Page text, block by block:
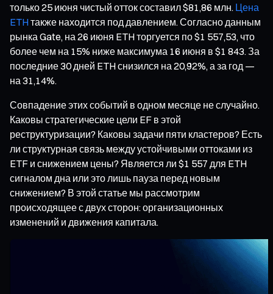
только 25 июня чистый отток составил $81,86 млн. Цена
ETHтакже находится под давлением. Согласно данным
рынка Gate, на 26 июня ETH торгуется по $1 557,53, что
более чем на 15% ниже максимума 16 июня в $1 843. За
последние 30 дней ETH снизился на 20,92%, а за год —
на 31,14%.
Совпадение этих событий в одном месяце не случайно.
Каковы стратегические цели EF в этой
реструктуризации? Каковы задачи пяти кластеров? Есть
ли структурная связь между устойчивыми оттоками из
ETF и снижением цены? Является ли $1 557 для ETH
сигналом дна или это лишь пауза перед новым
снижением? В этой статье мы рассмотрим
происходящее с двух сторон: организационных
изменений и движения капитала.